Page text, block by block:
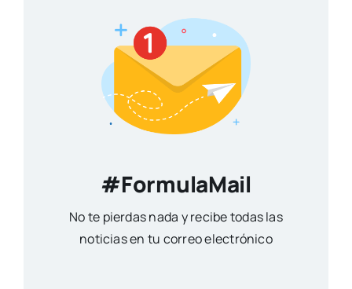
#FormulaMail
No te pierdas nada y recibe todas las
noticias en tu correo electrónico